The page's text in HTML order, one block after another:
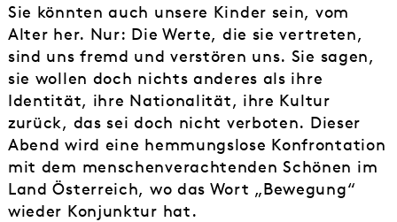
Sie könnten auch unsere Kinder sein, vom
Alter her. Nur: Die Werte, die sie vertreten,
sind uns fremd und verstören uns. Sie sagen,
sie wollen doch nichts anderes als ihre
Identität, ihre Nationalität, ihre Kultur
zurück, das sei doch nicht verboten. Dieser
Abend wird eine hemmungslose Konfrontation
mit dem menschenverachtenden Schönen im
Land Österreich, wo das Wort „Bewegung“
wieder Konjunktur hat.